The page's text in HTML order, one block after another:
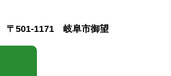
〒501-1171 岐阜市御望